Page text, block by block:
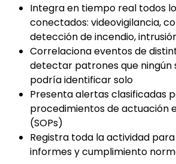
Integra en tiempo real todos
conectados: videovigilancia,
detección de incendio,
Correlaciona eventos de
detectar patrones que ningún
podría identificar solo
Presenta alertas clasificadas
procedimientos de actuación
(SOPs)
Registra toda la actividad
informes y cumplimiento